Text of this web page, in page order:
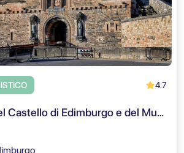
4.7
Tour Guidato del Castello di Edimburgo e del Museo Nazionale della Scozia